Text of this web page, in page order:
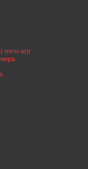
пяти игр